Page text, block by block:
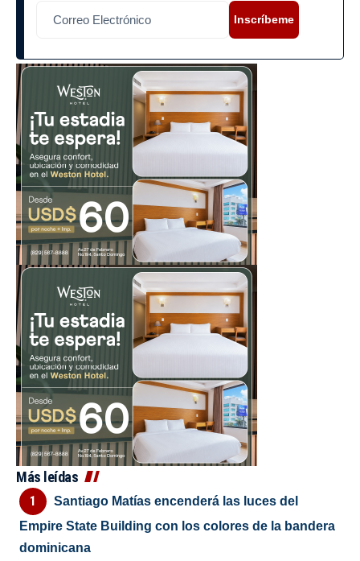
Inscríbeme
Más leídas
Santiago Matías encenderá las luces del
Empire State Building con los colores de la bandera
dominicana